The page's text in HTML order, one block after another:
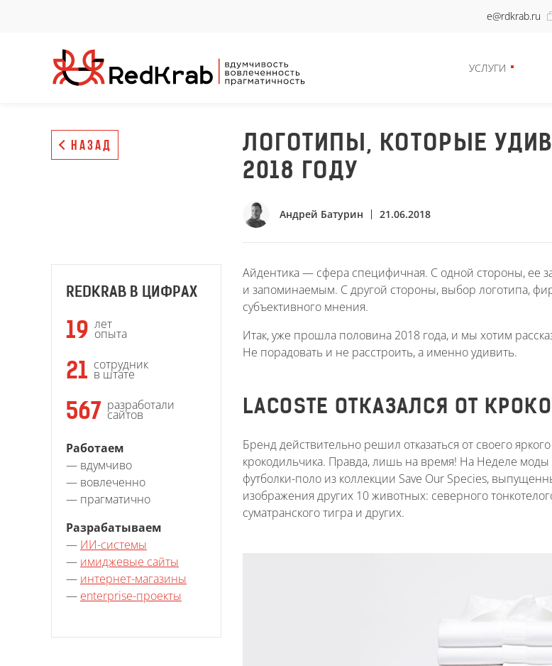
e@rdkrab.ru
УСЛУГИ
НАЗАД
ЛОГОТИПЫ, КОТОРЫЕ
2018 ГОДУ
Андрей Батурин 21.06.2018
REDKRAB В ЦИФРАХ
19 лет
опыта
21 сотрудник
в штате
567 разработали
сайтов
Работаем
— вдумчиво
— вовлеченно
— прагматично
Разрабатываем
— ИИ-системы
— имиджевые сайты
— интернет-магазины
— enterprise-проекты
Айдентика — сфера специфичная. С одной стороны, ее
и запоминаемым. С другой стороны, выбор логотипа,
субъективного мнения.
Итак, уже прошла половина 2018 года, и мы хотим
Не порадовать и не расстроить, а именно удивить.
LACOSTE ОТКАЗАЛСЯ ОТ
Бренд действительно решил отказаться от своего
крокодильчика. Правда, лишь на время! На Неделе
футболки-поло из коллекции Save Our Species,
изображения других 10 животных: северного
суматранского тигра и других.